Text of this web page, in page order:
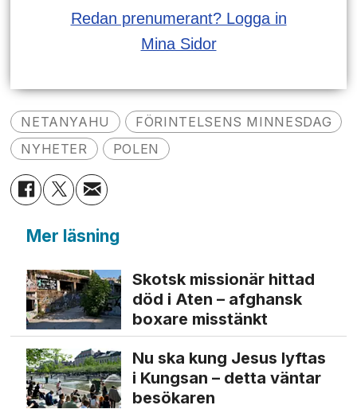
Redan prenumerant? Logga in
Mina Sidor
NETANYAHU
FÖRINTELSENS MINNESDAG
NYHETER
POLEN
Mer läsning
Skotsk missionär hittad
död i Aten – afghansk
boxare misstänkt
Nu ska kung Jesus lyftas
i Kungsan – detta väntar
besökaren